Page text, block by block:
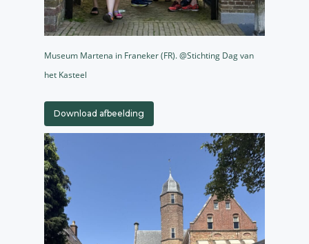
Museum Martena in Franeker (FR). @Stichting Dag van
het Kasteel
Download afbeelding